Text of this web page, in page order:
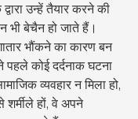
उन्हें तैयार करने की
भी बेचैन हो जाते हैं।
भौंकने का कारण बन
कोई दर्दनाक घटना
व्यवहार न मिला हो,
हों, वे अपने